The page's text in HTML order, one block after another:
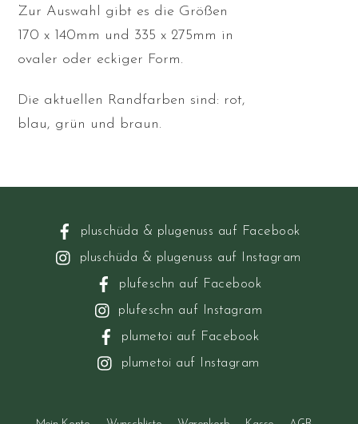
Zur Auswahl gibt es die Größen
170 x 140mm und 335 x 275mm in
ovaler oder eckiger Form.
Die aktuellen Randfarben sind: rot,
blau, grün und braun.
pluschüda & plugenuss auf Facebook
pluschüda & plugenuss auf Instagram
plufeschn auf Facebook
plufeschn auf Instagram
plumetoi auf Facebook
plumetoi auf Instagram